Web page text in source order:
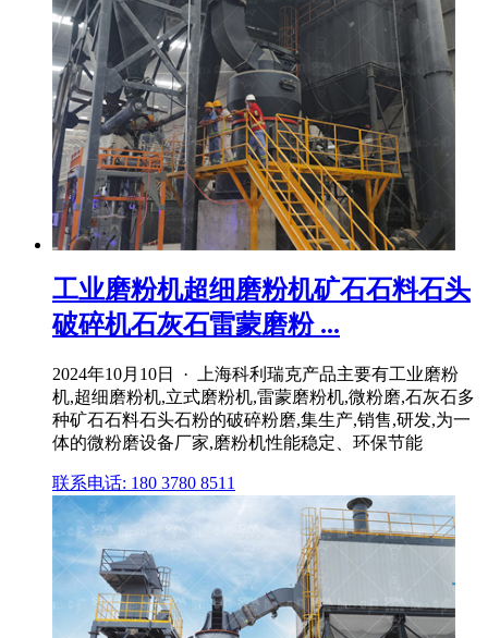
工业磨粉机超细磨粉机矿石石料石头
破碎机石灰石雷蒙磨粉 ...
2024年10月10日 · 上海科利瑞克产品主要有工业磨粉
机,超细磨粉机,立式磨粉机,雷蒙磨粉机,微粉磨,石灰石多
种矿石石料石头石粉的破碎粉磨,集生产,销售,研发,为一
体的微粉磨设备厂家,磨粉机性能稳定、环保节能
联系电话: 180 3780 8511